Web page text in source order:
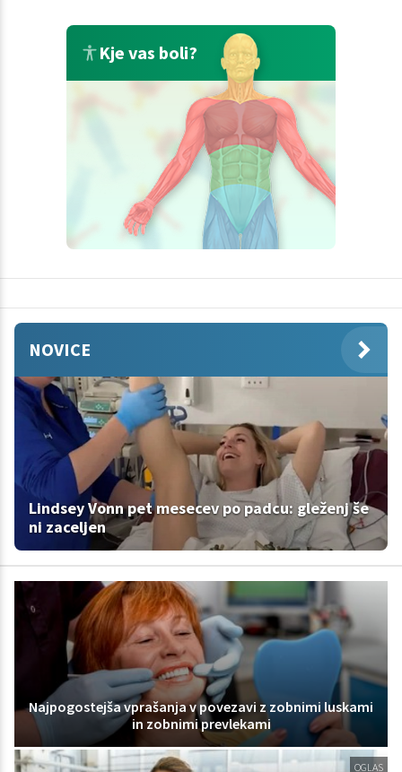
Kje vas boli?
NOVICE
Lindsey Vonn pet mesecev po padcu: gleženj še
ni zaceljen
Najpogostejša vprašanja v povezavi z zobnimi luskami
in zobnimi prevlekami
OGLAS